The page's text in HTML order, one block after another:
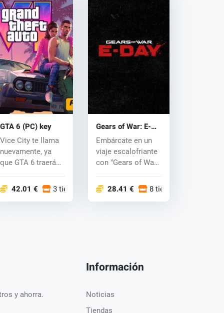
GTA 6 (PC) key
Vice City te llama
nuevamente, ya
que GTA 6 traerá
carreras emo...
42.01 € 3 tiendas
Gears of War: E-
Day (PC) key
Embárcate en un
viaje escalofriante
con "Gears of War:
28.41 € 8 tiendas
y ahorra.
Información
Noticias
Tiendas